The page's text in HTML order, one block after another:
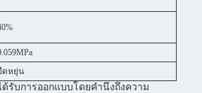
ดหยุ่น
รับการออกแบบโดยคำนึงถึงความ